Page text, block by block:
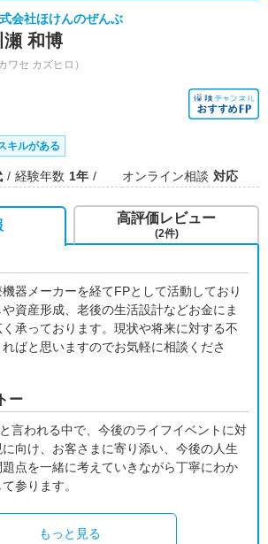
会社ほけんのぜんぶ
瀬 和博
カワセ カズヒロ）
キルがある
経験年数 1年 オンライン相談 対応
器メーカーを経てFPとして活動しており
資産形成、老後の生活設計などお金にま
承っております。現状や将来に対する不
ばと思いますのでお気軽に相談くださ
ー
言われる中で、今後のライフイベントに対
向け、お客さまに寄り添い、今後の人生
点を一緒に考えていきながら丁寧にわか
参ります。
もっと見る
高評価レビュー
(2件)